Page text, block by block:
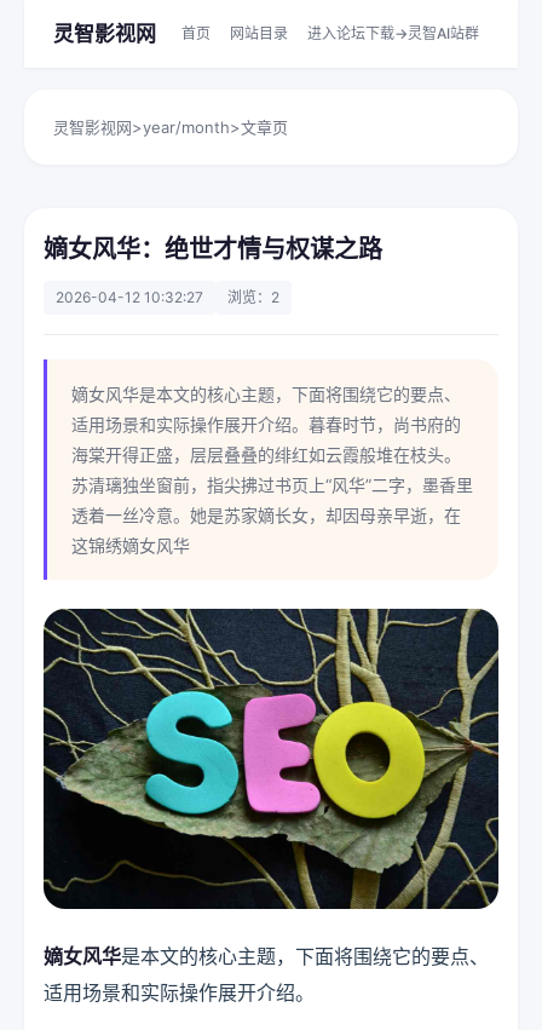
灵智影视网 首页 网站目录 进入论坛下载->灵智AI站群
灵智影视网>year/month>文章页
嫡女风华：绝世才情与权谋之路
2026-04-12 10:32:27 浏览：2
嫡女风华是本文的核心主题，下面将围绕它的要点、
适用场景和实际操作展开介绍。暮春时节，尚书府的
海棠开得正盛，层层叠叠的绯红如云霞般堆在枝头。
苏清璃独坐窗前，指尖拂过书页上“风华”二字，墨香里
透着一丝冷意。她是苏家嫡长女，却因母亲早逝，在
这锦绣嫡女风华
嫡女风华是本文的核心主题，下面将围绕它的要点、
适用场景和实际操作展开介绍。